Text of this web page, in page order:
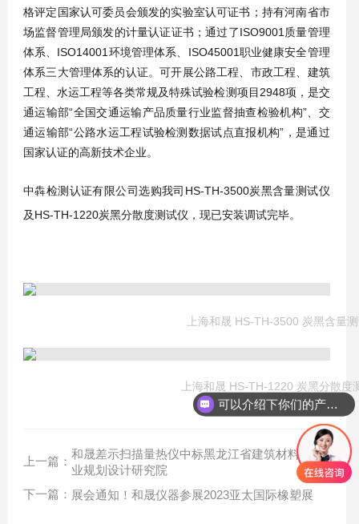
格评定国家认可委员会颁发的实验室认可证书；持有河南省市
场监督管理局颁发的计量认证证书；通过了ISO9001质量管理
体系、ISO14001环境管理体系、ISO45001职业健康安全管理
体系三大管理体系的认证。可开展公路工程、市政工程、建筑
工程、水运工程等各类常规及特殊试验检测项目2948项，是交
通运输部“全国交通运输产品质量行业监督抽查检验机构”、交
通运输部“公路水运工程试验检测数据试点直报机构”，是通过
国家认证的高新技术企业。
中犇检测认证有限公司选购我司HS-TH-3500炭黑含量测试仪
及HS-TH-1220炭黑分散度测试仪，现已安装调试完毕。
上海和晟 HS-TH-3500 炭黑含量
上海和晟 HS-TH-1220 炭黑分散度
上一篇：
和晟差示扫描量热仪中标黑龙江省建筑材料工
业规划设计研究院
下一篇： 展会通知！和晟仪器参展2023亚太国际橡塑展
可以介绍下你们的产品么？